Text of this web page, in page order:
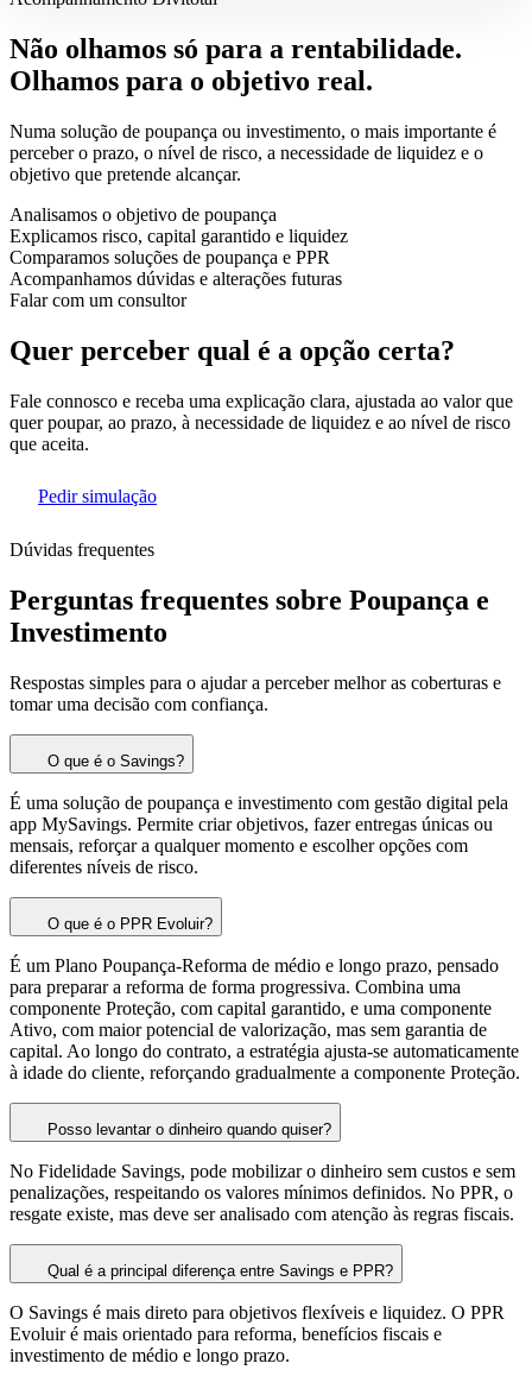
Não olhamos só para a rentabilidade.
Olhamos para o objetivo real.
Numa solução de poupança ou investimento, o mais importante é
perceber o prazo, o nível de risco, a necessidade de liquidez e o
objetivo que pretende alcançar.
Analisamos o objetivo de poupança
Explicamos risco, capital garantido e liquidez
Comparamos soluções de poupança e PPR
Acompanhamos dúvidas e alterações futuras
Falar com um consultor
Quer perceber qual é a opção certa?
Fale connosco e receba uma explicação clara, ajustada ao valor que
quer poupar, ao prazo, à necessidade de liquidez e ao nível de risco
que aceita.
Pedir simulação
Dúvidas frequentes
Perguntas frequentes sobre Poupança e
Investimento
Respostas simples para o ajudar a perceber melhor as coberturas e
tomar uma decisão com confiança.
O que é o Savings?
É uma solução de poupança e investimento com gestão digital pela
app MySavings. Permite criar objetivos, fazer entregas únicas ou
mensais, reforçar a qualquer momento e escolher opções com
diferentes níveis de risco.
O que é o PPR Evoluir?
É um Plano Poupança-Reforma de médio e longo prazo, pensado
para preparar a reforma de forma progressiva. Combina uma
componente Proteção, com capital garantido, e uma componente
Ativo, com maior potencial de valorização, mas sem garantia de
capital. Ao longo do contrato, a estratégia ajusta-se automaticamente
à idade do cliente, reforçando gradualmente a componente Proteção.
Posso levantar o dinheiro quando quiser?
No Fidelidade Savings, pode mobilizar o dinheiro sem custos e sem
penalizações, respeitando os valores mínimos definidos. No PPR, o
resgate existe, mas deve ser analisado com atenção às regras fiscais.
Qual é a principal diferença entre Savings e PPR?
O Savings é mais direto para objetivos flexíveis e liquidez. O PPR
Evoluir é mais orientado para reforma, benefícios fiscais e
investimento de médio e longo prazo.